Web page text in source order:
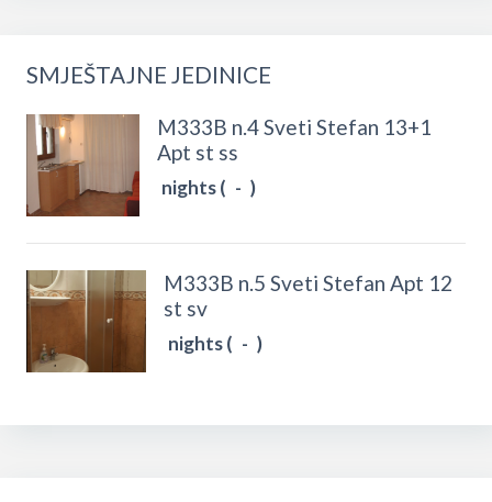
SMJEŠTAJNE JEDINICE
M333B n.4 Sveti Stefan 13+1
Apt st ss
nights ( - )
M333B n.5 Sveti Stefan Apt 12
st sv
nights ( - )